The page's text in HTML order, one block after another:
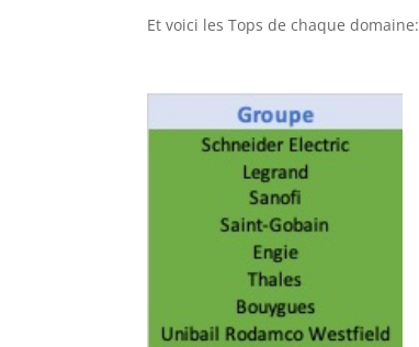
Et voici les Tops de chaque domaine: